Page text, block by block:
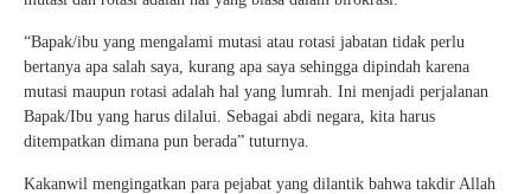
“Bapak/ibu yang mengalami mutasi atau rotasi jabatan tidak perlu
bertanya apa salah saya, kurang apa saya sehingga dipindah karena
mutasi maupun rotasi adalah hal yang lumrah. Ini menjadi perjalanan
Bapak/Ibu yang harus dilalui. Sebagai abdi negara, kita harus
ditempatkan dimana pun berada” tuturnya.
Kakanwil mengingatkan para pejabat yang dilantik bahwa takdir Allah